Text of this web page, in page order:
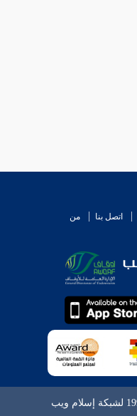
اتصل بنا
من